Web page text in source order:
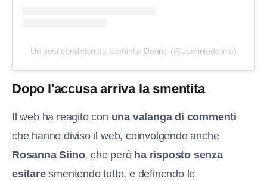
Un post condiviso da Uomini e Donne (@uominiedonne)
Dopo l'accusa arriva la smentita
Il web ha reagito con una valanga di commenti
che hanno diviso il web, coinvolgendo anche
Rosanna Siino, che però ha risposto senza
esitaresmentendo tutto, e definendo le